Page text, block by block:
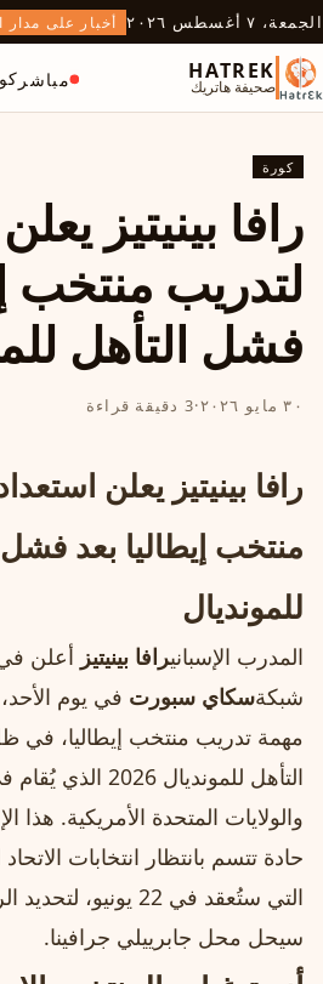
الجمعة، ٧ أغسطس ٢٠٢٦ أخبار على مدار
HATREK
صحيفة هاتريك مباشر
كورة
رافا بينيتيز
لتدريب منتخب
فشل التأهل
٣٠ مايو ٢٠٢٦ ·3 دقيقة قراءة
رافا بينيتيز يعلن
منتخب إيطاليا بعد فشل
للمونديال
المدرب الإسبانيرافا بينيتيز أعلن
شبكةسكاي سبورت في يوم
مهمة تدريب منتخب إيطاليا،
التأهل للمونديال
والولايات المتحدة الأمريكية. هذا
حادة تتسم بانتظار انتخابات
التي ستُعقد في 22
سيحل محل جابرييلي جرافينا.